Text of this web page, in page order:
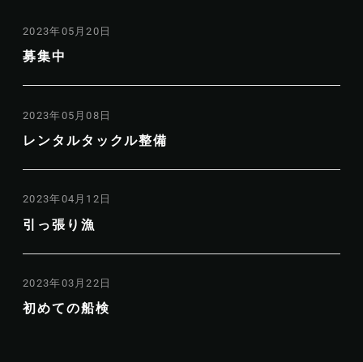
2023年05月20日
募集中
2023年05月08日
レンタルタックル整備
2023年04月12日
引っ張り漁
2023年03月22日
初めての船検